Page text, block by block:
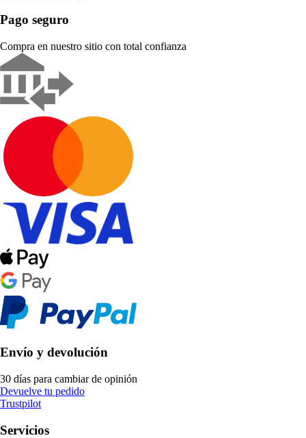
Pago seguro
Compra en nuestro sitio con total confianza
Envío y devolución
30 días para cambiar de opinión
Devuelve tu pedido
Trustpilot
Servicios